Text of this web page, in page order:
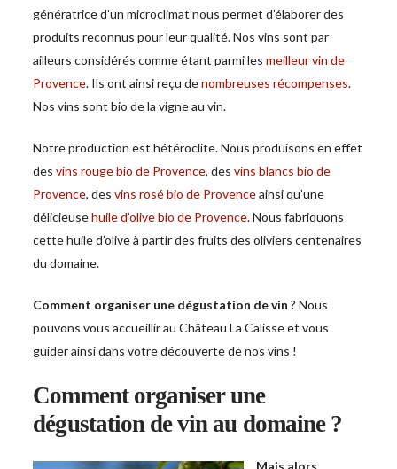
génératrice d’un microclimat nous permet d’élaborer des
produits reconnus pour leur qualité. Nos vins sont par
ailleurs considérés comme étant parmi lesmeilleur vin de
Provence. Ils ont ainsi reçu denombreuses récompenses.
Nos vins sont bio de la vigne au vin.
Notre production est hétéroclite. Nous produisons en effet
desvins rouge bio de Provence, desvins blancs bio de
Provence, desvins rosé bio de Provenceainsi qu’une
délicieusehuile d’olive bio de Provence. Nous fabriquons
cette huile d’olive à partir des fruits des oliviers centenaires
du domaine.
Comment organiser une dégustation de vin ? Nous
pouvons vous accueillir au Château La Calisse et vous
guider ainsi dans votre découverte de nos vins !
Comment organiser une
dégustation de vin au domaine ?
Mais alors